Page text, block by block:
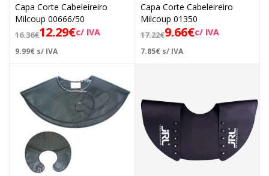
Capa Corte Cabeleireiro
Milcoup 00666/50
16.36€12.29€c/ IVA
9.99€ s/ IVA
Capa Corte Cabeleireiro
Milcoup 01350
17.22€9.66€c/ IVA
7.85€ s/ IVA